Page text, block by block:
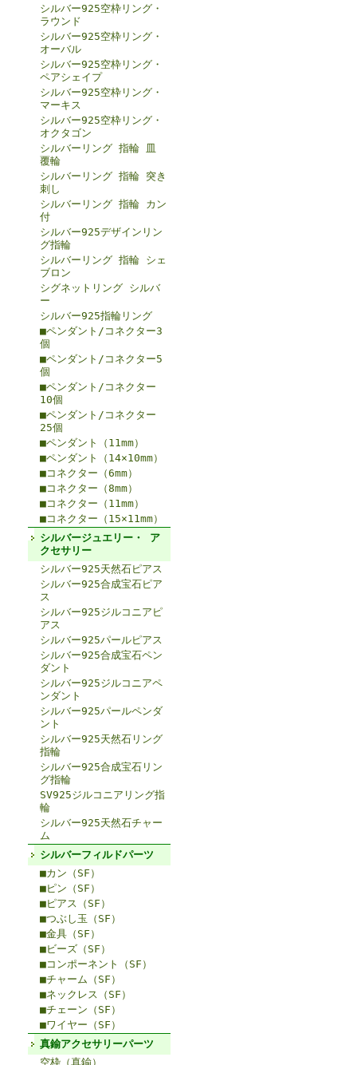
シルバー925空枠リング・
ラウンド
シルバー925空枠リング・
オーバル
シルバー925空枠リング・
ペアシェイプ
シルバー925空枠リング・
マーキス
シルバー925空枠リング・
オクタゴン
シルバーリング 指輪 皿
覆輪
シルバーリング 指輪 突き
刺し
シルバーリング 指輪 カン
付
シルバー925デザインリン
グ指輪
シルバーリング 指輪 シェ
ブロン
シグネットリング シルバ
ー
シルバー925指輪リング
■ペンダント/コネクター3
個
■ペンダント/コネクター5
個
■ペンダント/コネクター
10個
■ペンダント/コネクター
25個
■ペンダント（11mm）
■ペンダント（14×10mm）
■コネクター（6mm）
■コネクター（8mm）
■コネクター（11mm）
■コネクター（15×11mm）
シルバージュエリー・ ア
クセサリー
シルバー925天然石ピアス
シルバー925合成宝石ピア
ス
シルバー925ジルコニアピ
アス
シルバー925パールピアス
シルバー925合成宝石ペン
ダント
シルバー925ジルコニアペ
ンダント
シルバー925パールペンダ
ント
シルバー925天然石リング
指輪
シルバー925合成宝石リン
グ指輪
SV925ジルコニアリング指
輪
シルバー925天然石チャー
ム
シルバーフィルドパーツ
■カン（SF）
■ピン（SF）
■ピアス（SF）
■つぶし玉（SF）
■金具（SF）
■ビーズ（SF）
■コンポーネント（SF）
■チャーム（SF）
■ネックレス（SF）
■チェーン（SF）
■ワイヤー（SF）
真鍮アクセサリーパーツ
空枠（真鍮）